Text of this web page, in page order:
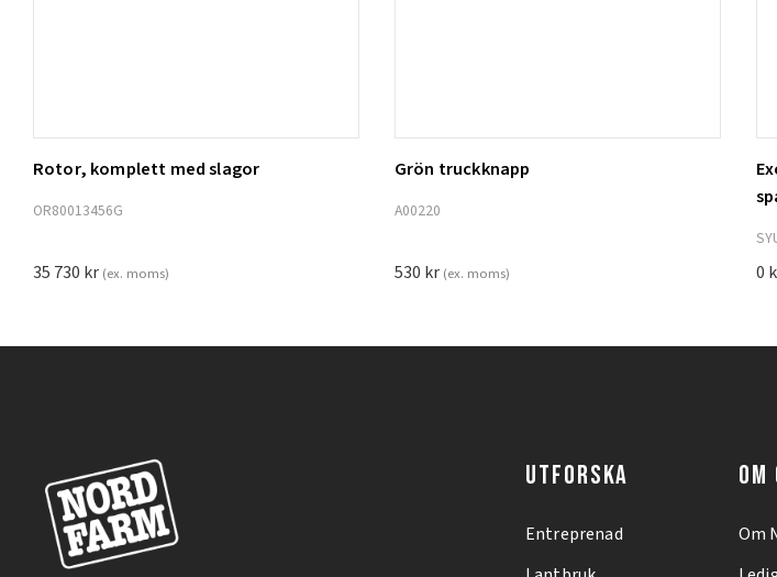
Lägg till i varukorg
Rotor, komplett med slagor
OR80013456G
35 730 kr (ex. moms)
Grön truckknapp
A00220
530 kr (ex. moms) 0
UTFORSKA
Entreprenad
OM
Om